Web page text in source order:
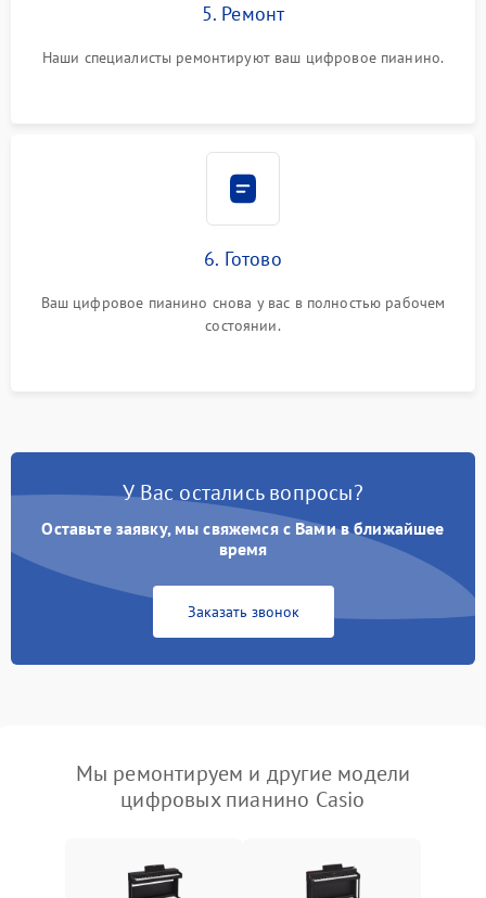
5. Ремонт
Наши специалисты ремонтируют ваш цифровое пианино.
6. Готово
Ваш цифровое пианино снова у вас в полностью рабочем
состоянии.
У Вас остались вопросы?
Оставьте заявку, мы свяжемся с Вами в ближайшее
время
Заказать звонок
Мы ремонтируем и другие модели
цифровых пианино Casio